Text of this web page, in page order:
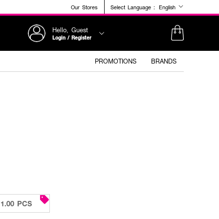
Our Stores Select Language : English
Hello, Guest
Login / Register
PROMOTIONS BRANDS
1.00 PCS